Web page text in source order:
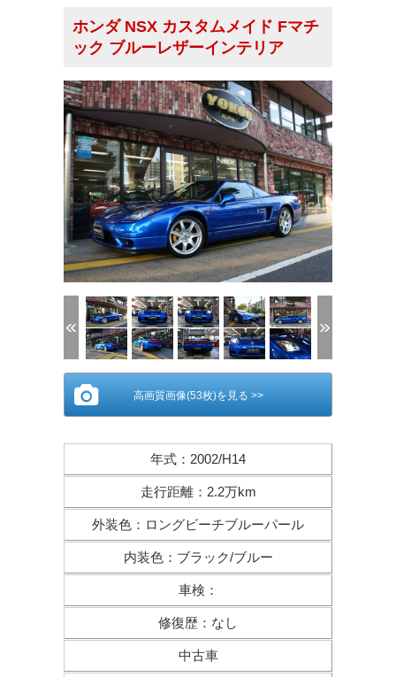
ホンダ NSX カスタムメイド Fマチ
ック ブルーレザーインテリア
(1/53)
高画質画像(53枚)を見る >>
年式 ： 2002/H14
走行距離： 2.2万km
外装色 ： ロングビーチブルーパール
内装色： ブラック/ブルー
車検 ：
修復歴 ： なし
中古車